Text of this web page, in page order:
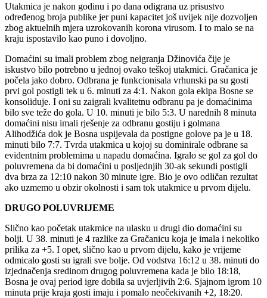
Utakmica je nakon godinu i po dana odigrana uz prisustvo
određenog broja publike jer puni kapacitet još uvijek nije dozvoljen
zbog aktuelnih mjera uzrokovanih korona virusom. I to malo se na
kraju ispostavilo kao puno i dovoljno.
Domaćini su imali problem zbog neigranja Džinovića čije je
iskustvo bilo potrebno u jednoj ovako teškoj utakmici. Gračanica je
počela jako dobro. Odbrana je funkcionisala vrhunski pa su gosti
prvi gol postigli tek u 6. minuti za 4:1. Nakon gola ekipa Bosne se
konsoliduje. I oni su zaigrali kvalitetnu odbranu pa je domaćinima
bilo sve teže do gola. U 10. minuti je bilo 5:3. U narednih 8 minuta
domaćini nisu imali rješenje za odbranu gostiju i golmana
Alihodžića dok je Bosna uspijevala da postigne golove pa je u 18.
minuti bilo 7:7. Tvrda utakmica u kojoj su dominirale odbrane sa
evidentnim problemima u napadu domaćina. Igralo se gol za gol do
poluvremena da bi domaćini u posljednjih 30-ak sekundi postigli
dva brza za 12:10 nakon 30 minute igre. Bio je ovo odličan rezultat
ako uzmemo u obzir okolnosti i sam tok utakmice u prvom dijelu.
DRUGO POLUVRIJEME
Slično kao početak utakmice na ulasku u drugi dio domaćini su
bolji. U 38. minuti je 4 razlike za Gračanicu koja je imala i nekoliko
prilika za +5. I opet, slično kao u prvom dijelu, kako je vrijeme
odmicalo gosti su igrali sve bolje. Od vodstva 16:12 u 38. minuti do
izjednačenja sredinom drugog poluvremena kada je bilo 18:18,
Bosna je ovaj period igre dobila sa uvjerljivih 2:6. Sjajnom igrom 10
minuta prije kraja gosti imaju i pomalo neočekivanih +2, 18:20.